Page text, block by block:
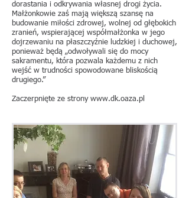
dorastania i odkrywania własnej drogi życia.
Małżonkowie zaś mają większą szansę na
budowanie miłości zdrowej, wolnej od głębokich
zranień, wspierającej współmałżonka w jego
dojrzewaniu na płaszczyźnie ludzkiej i duchowej,
ponieważ będą „odwoływali się do mocy
sakramentu, która pozwala każdemu z nich
wejść w trudności spowodowane bliskością
drugiego.”
Zaczerpnięte ze strony www.dk.oaza.pl